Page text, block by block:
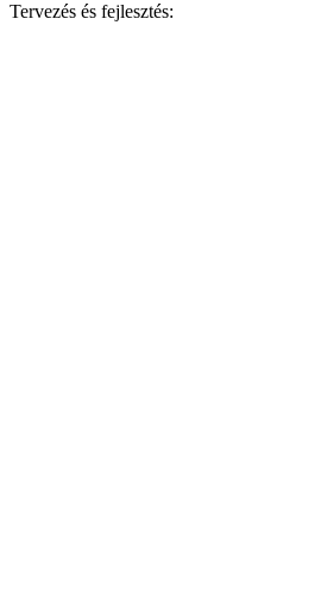
Tervezés és fejlesztés: